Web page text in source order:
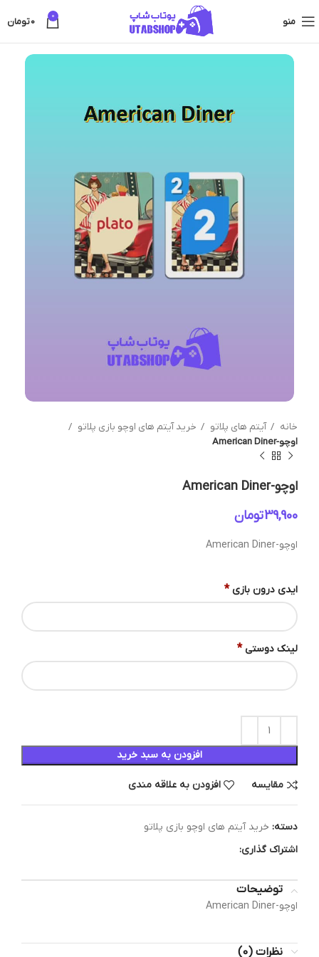
منو 0
0تومان
خانه آیتم های پلاتو
خرید آیتم های اوچو بازی پلاتو
اوچو-American Diner
اوچو-American Diner
تومان
اوچو-American Diner
ایدی درون بازی *
لینک دوستی *
افزودن به سبد خرید
مقایسه افزودن به علاقه مندی
دسته: خرید آیتم های اوچو بازی پلاتو
اشتراک گذاری:
توضیحات
اوچو-American Diner
نظرات (0)